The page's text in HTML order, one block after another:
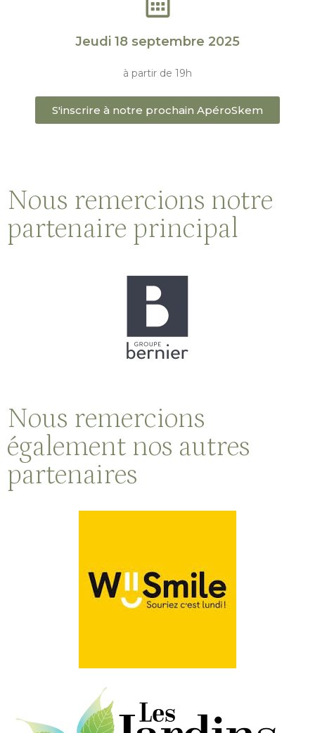
Jeudi 18 septembre 2025
à partir de 19h
S'inscrire à notre prochain ApéroSkem
Nous remercions notre
partenaire principal
Nous remercions
également nos autres
partenaires